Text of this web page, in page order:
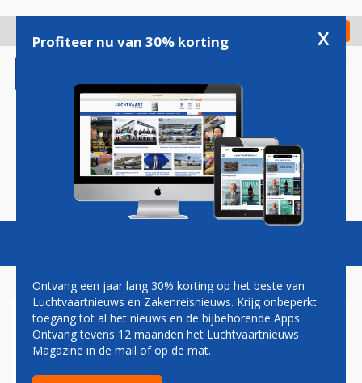
gaan
Check in
Magazine Podcasts Vacatures
OOK AIR FRANCE HUURT
CAPACITEIT ELDERS VOOR
Profiteer nu van 30% korting x
Ontvang een jaar lang 30% korting op het beste van
Luchtvaartnieuws en Zakenreisnieuws. Krijg onbeperkt
toegang tot al het nieuws en de bijbehorende Apps.
Ontvang tevens 12 maanden het Luchtvaartnieuws
Magazine in de mail of op de mat.